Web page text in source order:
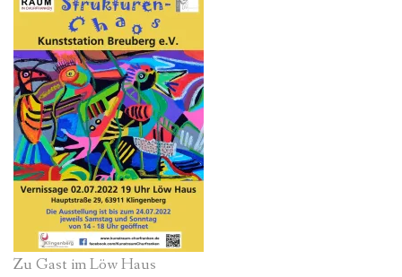
Zu Gast im Löw Haus